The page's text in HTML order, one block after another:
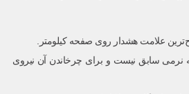
علامت هشدار روی صفحه کیلومتر.
نرمی سابق نیست و برای چرخاندن آن نیروی